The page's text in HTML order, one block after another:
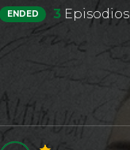
ENDED 3Episodios